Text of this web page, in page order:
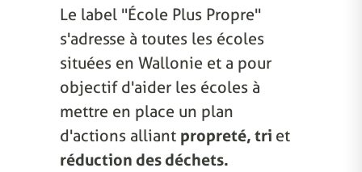
Le label "École Plus Propre"
s'adresse à toutes les écoles
situées en Wallonie et a pour
objectif d'aider les écoles à
mettre en place un plan
d'actions alliant propreté, tri et
réduction des déchets.